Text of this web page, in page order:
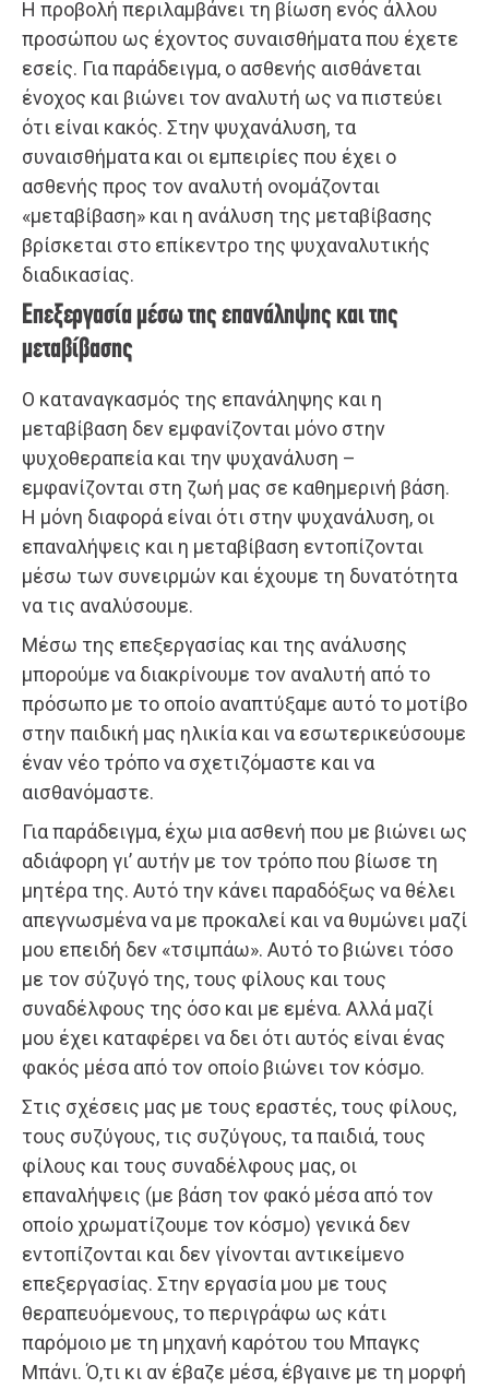
Η προβολή περιλαμβάνει τη βίωση ενός άλλου
προσώπου ως έχοντος συναισθήματα που έχετε
εσείς. Για παράδειγμα, ο ασθενής αισθάνεται
ένοχος και βιώνει τον αναλυτή ως να πιστεύει
ότι είναι κακός. Στην ψυχανάλυση, τα
συναισθήματα και οι εμπειρίες που έχει ο
ασθενής προς τον αναλυτή ονομάζονται
«μεταβίβαση» και η ανάλυση της μεταβίβασης
βρίσκεται στο επίκεντρο της ψυχαναλυτικής
διαδικασίας.
Επεξεργασία μέσω της επανάληψης και της
μεταβίβασης
Ο καταναγκασμός της επανάληψης και η
μεταβίβαση δεν εμφανίζονται μόνο στην
ψυχοθεραπεία και την ψυχανάλυση –
εμφανίζονται στη ζωή μας σε καθημερινή βάση.
Η μόνη διαφορά είναι ότι στην ψυχανάλυση, οι
επαναλήψεις και η μεταβίβαση εντοπίζονται
μέσω των συνειρμών και έχουμε τη δυνατότητα
να τις αναλύσουμε.
Μέσω της επεξεργασίας και της ανάλυσης
μπορούμε να διακρίνουμε τον αναλυτή από το
πρόσωπο με το οποίο αναπτύξαμε αυτό το μοτίβο
στην παιδική μας ηλικία και να εσωτερικεύσουμε
έναν νέο τρόπο να σχετιζόμαστε και να
αισθανόμαστε.
Για παράδειγμα, έχω μια ασθενή που με βιώνει ως
αδιάφορη γι’ αυτήν με τον τρόπο που βίωσε τη
μητέρα της. Αυτό την κάνει παραδόξως να θέλει
απεγνωσμένα να με προκαλεί και να θυμώνει μαζί
μου επειδή δεν «τσιμπάω». Αυτό το βιώνει τόσο
με τον σύζυγό της, τους φίλους και τους
συναδέλφους της όσο και με εμένα. Αλλά μαζί
μου έχει καταφέρει να δει ότι αυτός είναι ένας
φακός μέσα από τον οποίο βιώνει τον κόσμο.
Στις σχέσεις μας με τους εραστές, τους φίλους,
τους συζύγους, τις συζύγους, τα παιδιά, τους
φίλους και τους συναδέλφους μας, οι
επαναλήψεις (με βάση τον φακό μέσα από τον
οποίο χρωματίζουμε τον κόσμο) γενικά δεν
εντοπίζονται και δεν γίνονται αντικείμενο
επεξεργασίας. Στην εργασία μου με τους
θεραπευόμενους, το περιγράφω ως κάτι
παρόμοιο με τη μηχανή καρότου του Μπαγκς
Μπάνι. Ό,τι κι αν έβαζε μέσα, έβγαινε με τη μορφή